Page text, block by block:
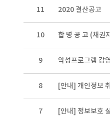
11 2020 결산공고
10 합 병 공 고 (채권
9 악성프로그램 감
8 [안내] 개인정보
7 [안내] 정보보호